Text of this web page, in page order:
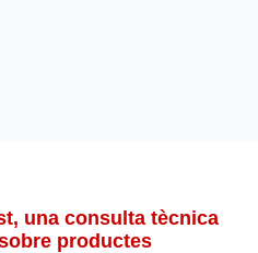
una consulta tècnica
productes